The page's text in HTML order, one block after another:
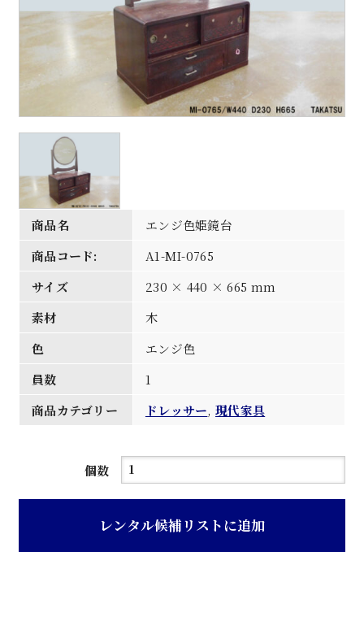
商品名
エンジ色姫鏡台
商品コード:
A1-MI-0765
サイズ
230 × 440 × 665 mm
素材
木
色
エンジ色
員数
1
商品カテゴリー
ドレッサー,現代家具
個数
エ
色
レンタル候補リストに追加